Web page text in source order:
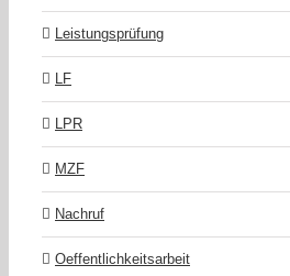
Leistungsprüfung
LF
LPR
MZF
Nachruf
Oeffentlichkeitsarbeit